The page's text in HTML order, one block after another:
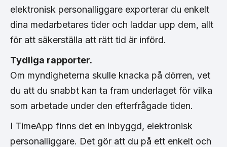
elektronisk personalliggare exporterar du enkelt
dina medarbetares tider och laddar upp dem, allt
för att säkerställa att rätt tid är införd.
Tydliga rapporter.
Om myndigheterna skulle knacka på dörren, vet
du att du snabbt kan ta fram underlaget för vilka
som arbetade under den efterfrågade tiden.
I TimeApp finns det en inbyggd, elektronisk
personalliggare. Det gör att du på ett enkelt och